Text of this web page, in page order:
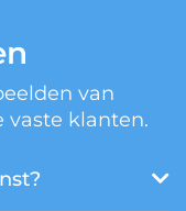
van
vaste klanten.